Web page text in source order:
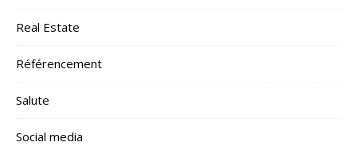
Real Estate
Référencement
Salute
Social media